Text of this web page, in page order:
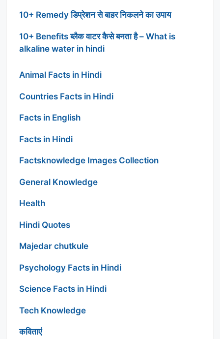
10+ Remedy डिप्रेशन से बाहर निकलने का उपाय
10+ Benefits ब्लैक वाटर कैसे बनता है – What is
alkaline water in hindi
Animal Facts in Hindi
Countries Facts in Hindi
Facts in English
Facts in Hindi
Factsknowledge Images Collection
General Knowledge
Health
Hindi Quotes
Majedar chutkule
Psychology Facts in Hindi
Science Facts in Hindi
Tech Knowledge
कविताएं